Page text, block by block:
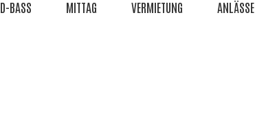
BASS MITTAG VERMIETUNG ANLÄSSE